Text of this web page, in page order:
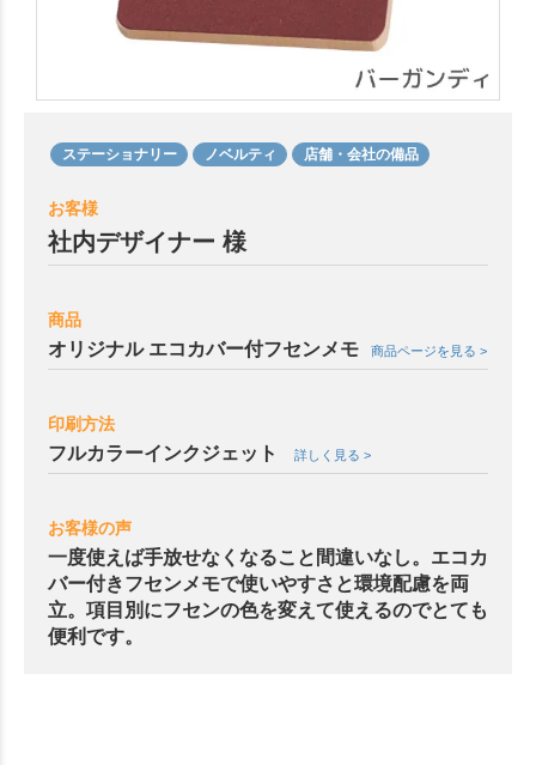
ステーショナリー ノベルティ 店舗・会社の備品
お客様
社内デザイナー 様
商品
オリジナル エコカバー付フセンメモ 商品ページを見る >
印刷方法
フルカラーインクジェット 詳しく見る >
お客様の声
一度使えば手放せなくなること間違いなし。エコカ
バー付きフセンメモで使いやすさと環境配慮を両
立。項目別にフセンの色を変えて使えるのでとても
便利です。